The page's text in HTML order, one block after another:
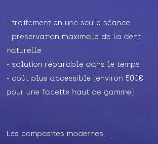
- traitement en une seule séance
- préservation maximale de la dent
naturelle
- solution réparable dans le temps
- coût plus accessible (environ 500€
pour une facette haut de gamme)
Les composites modernes,